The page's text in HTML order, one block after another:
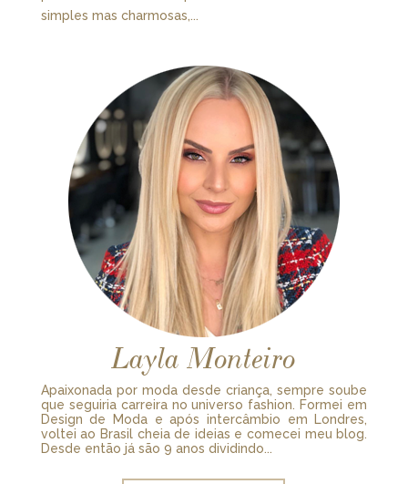
simples mas charmosas,...
Layla Monteiro
Apaixonada por moda desde criança, sempre soube
que seguiria carreira no universo fashion. Formei em
Design de Moda e após intercâmbio em Londres,
voltei ao Brasil cheia de ideias e comecei meu blog.
Desde então já são 9 anos dividindo...